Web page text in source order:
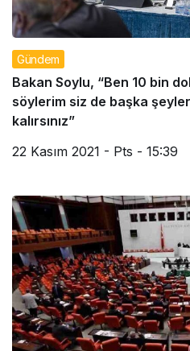
Gündem
Bakan Soylu, “Ben 10 bin
söylerim siz de başka
kalırsınız”
22 Kasım 2021 - Pts - 15:39